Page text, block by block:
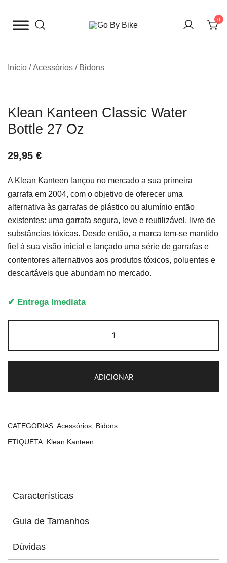
para
0
Início /Acessórios / Bidons
Klean Kanteen Classic Water
Bottle 27 Oz
29,95 €
A Klean Kanteen lançou no mercado a sua primeira
garrafa em 2004, com o objetivo de oferecer uma
alternativa às garrafas de plástico ou alumínio então
existentes: uma garrafa segura, leve e reutilizável, livre de
substâncias tóxicas. Desde então, a marca tem-se mantido
fiel à sua visão inicial e lançado uma série de garrafas e
contentores alternativos aos produtos tóxicos, poluentes e
descartáveis que abundam no mercado.
✔ Entrega Imediata
de
Klean
Classic
Water
Bottle
ADICIONAR
CATEGORIAS: Acessórios Bidons
ETIQUETA: Klean Kanteen
Características
Guia de Tamanhos
Dúvidas